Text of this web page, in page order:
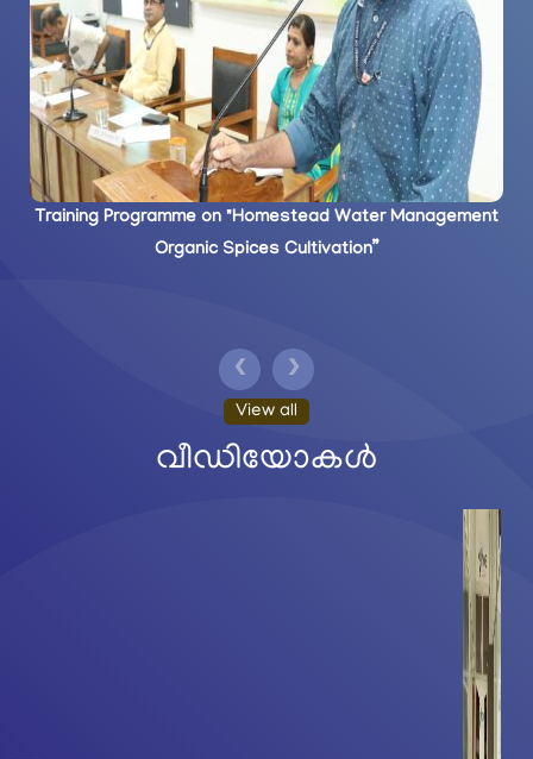
Training Programme on "Homestead Water Management
Organic Spices Cultivation”
Retirement Function of Sri. Mamukoya N, Driver, CWRDM
❮ ❯
View all
വീഡിയോകൾ